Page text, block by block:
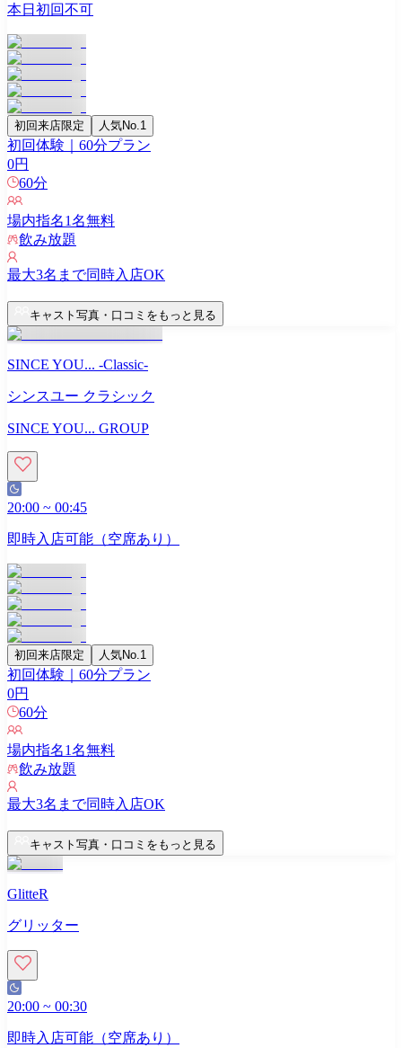
本日初回不可
初回来店限定 人気No.1
初回体験｜60分プラン
0円
60分
場内指名1名無料
飲み放題
最大3名まで同時入店OK
キャスト写真・口コミをもっと見る
SINCE YOU... -Classic-
シンスユー クラシック
SINCE YOU... GROUP
20:00 ~ 00:45
即時入店可能（空席あり）
初回来店限定 人気No.1
初回体験｜60分プラン
0円
60分
場内指名1名無料
飲み放題
最大3名まで同時入店OK
キャスト写真・口コミをもっと見る
GlitteR
グリッター
20:00 ~ 00:30
即時入店可能（空席あり）